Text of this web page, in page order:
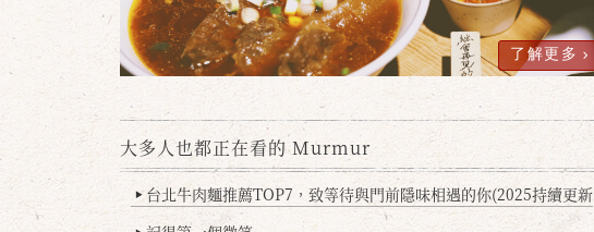
了解更多
大多人也都正在看的 Murmur
▶ 台北牛肉麵推薦TOP7，致等待與門前隱味相遇的你(2025持續更新